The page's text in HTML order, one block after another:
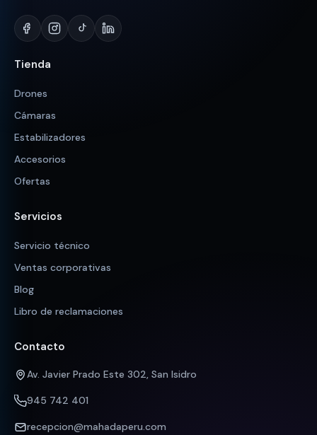
Tienda
Drones
Cámaras
Estabilizadores
Accesorios
Ofertas
Servicios
Servicio técnico
Ventas corporativas
Blog
Libro de reclamaciones
Contacto
Av. Javier Prado Este 302, San Isidro
945 742 401
recepcion@mahadaperu.com